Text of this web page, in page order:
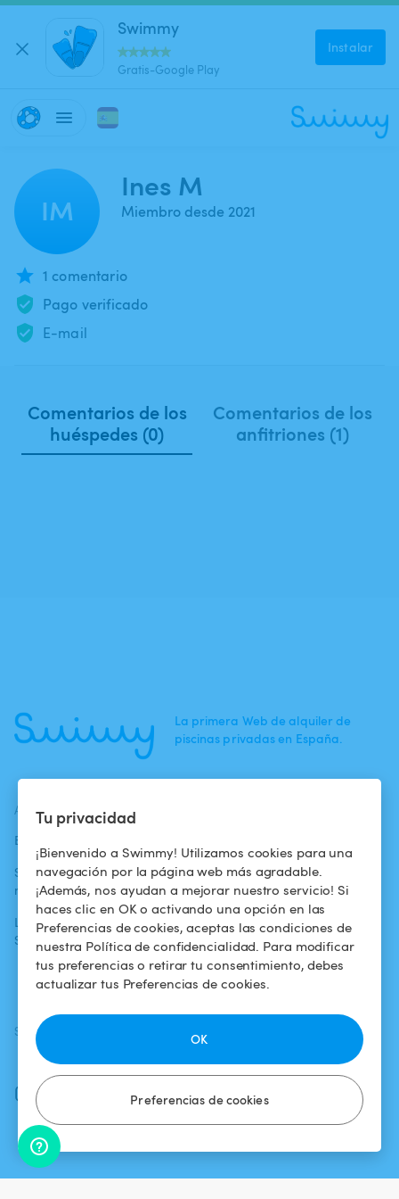
Tu privacidad
¡Bienvenido a Swimmy! Utilizamos cookies para una
navegación por la página web más agradable.
¡Además, nos ayudan a mejorar nuestro servicio! Si
haces clic en OK o activando una opción en las
Preferencias de cookies, aceptas las condiciones de
nuestra Política de confidencialidad. Para modificar
tus preferencias o retirar tu consentimiento, debes
actualizar tus Preferencias de cookies.
Preferencias de cookies
OK
Swimmy
Gratis-Google Play
Instalar
IM
Ines M
Miembro desde 2021
1 comentario
Pago verificado
E-mail
Comentarios de los
huéspedes (0)
Comentarios de los
anfitriones (1)
La primera Web de alquiler de
piscinas privadas en España.
ACTUALIDADES
Blog
Swimmy en los
medios
La aventura
Swimmy
Para los
propietarios
Alquilar mi
piscina
¿Cómo funciona?
Condiciones de
uso
Política de
confidencialidad
Aviso legal
SÍGUENOS
Facebook
Instagram